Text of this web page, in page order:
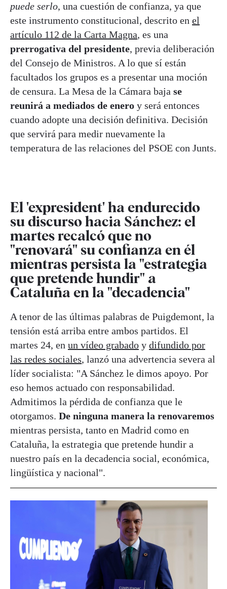
puede serlo, una cuestión de confianza, ya que
este instrumento constitucional, descrito en el
artículo 112 de la Carta Magna, es una
prerrogativa del presidente, previa deliberación
del Consejo de Ministros. A lo que sí están
facultados los grupos es a presentar una moción
de censura. La Mesa de la Cámara baja se
reunirá a mediados de enero y será entonces
cuando adopte una decisión definitiva. Decisión
que servirá para medir nuevamente la
temperatura de las relaciones del PSOE con Junts.
El 'expresident' ha endurecido
su discurso hacia Sánchez: el
martes recalcó que no
"renovará" su confianza en él
mientras persista la "estrategia
que pretende hundir" a
Cataluña en la "decadencia"
A tenor de las últimas palabras de Puigdemont, la
tensión está arriba entre ambos partidos. El
martes 24, en un vídeo grabado y difundido por
las redes sociales, lanzó una advertencia severa al
líder socialista: "A Sánchez le dimos apoyo. Por
eso hemos actuado con responsabilidad.
Admitimos la pérdida de confianza que le
otorgamos. De ninguna manera la renovaremos
mientras persista, tanto en Madrid como en
Cataluña, la estrategia que pretende hundir a
nuestro país en la decadencia social, económica,
lingüística y nacional".